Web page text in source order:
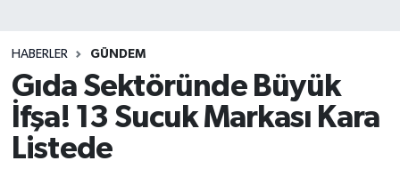
HABERLER GÜNDEM
Gıda Sektöründe Büyük
İfşa! 13 Sucuk Markası Kara
Listede
DÜZCE
EREĞLİ